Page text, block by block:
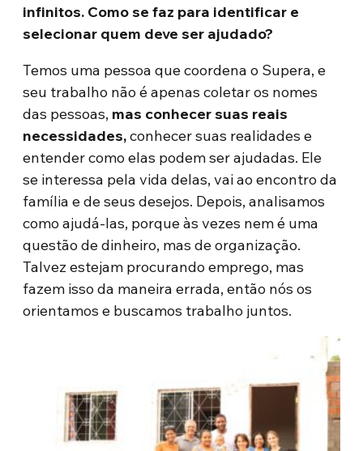
infinitos. Como se faz para identificar e
selecionar quem deve ser ajudado?
Temos uma pessoa que coordena o Supera, e
seu trabalho não é apenas coletar os nomes
das pessoas, mas conhecer suas reais
necessidades,conhecer suas realidades e
entender como elas podem ser ajudadas. Ele
se interessa pela vida delas, vai ao encontro da
família e de seus desejos. Depois, analisamos
como ajudá-las, porque às vezes nem é uma
questão de dinheiro, mas de organização.
Talvez estejam procurando emprego, mas
fazem isso da maneira errada, então nós os
orientamos e buscamos trabalho juntos.